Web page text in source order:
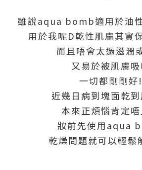
雖說aqua bomb適用於油
用於我呢D乾性肌膚其實
而且唔會太過滋潤
又易於被肌膚
一切都剛剛好!
近幾日病到塊面乾
本來正煩惱肯定
妝前先使用aqua
乾燥問題就可以輕鬆